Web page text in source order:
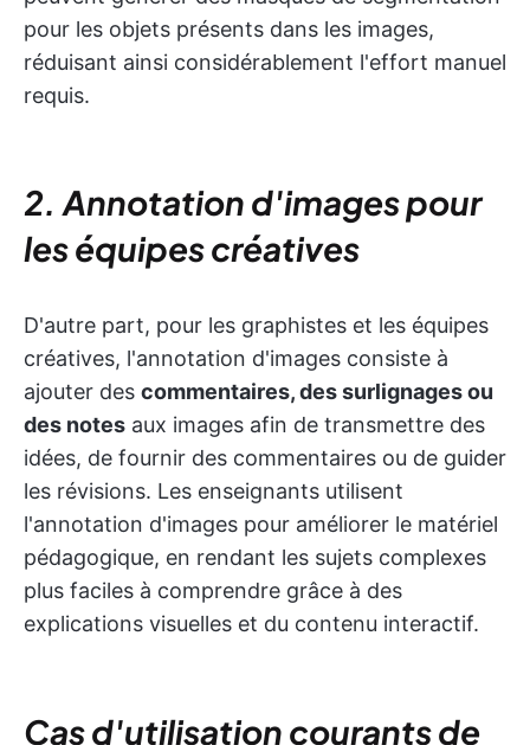
pour les objets présents dans les images,
réduisant ainsi considérablement l'effort manuel
requis.
2. Annotation d'images pour
les équipes créatives
D'autre part, pour les graphistes et les équipes
créatives, l'annotation d'images consiste à
ajouter des commentaires, des surlignages ou
des notes aux images afin de transmettre des
idées, de fournir des commentaires ou de guider
les révisions. Les enseignants utilisent
l'annotation d'images pour améliorer le matériel
pédagogique, en rendant les sujets complexes
plus faciles à comprendre grâce à des
explications visuelles et du contenu interactif.
Cas d'utilisation courants de